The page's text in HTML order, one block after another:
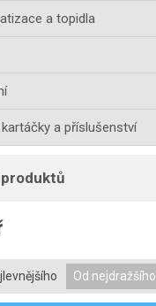
a topidla
a příslušenství
Od nejdražšího